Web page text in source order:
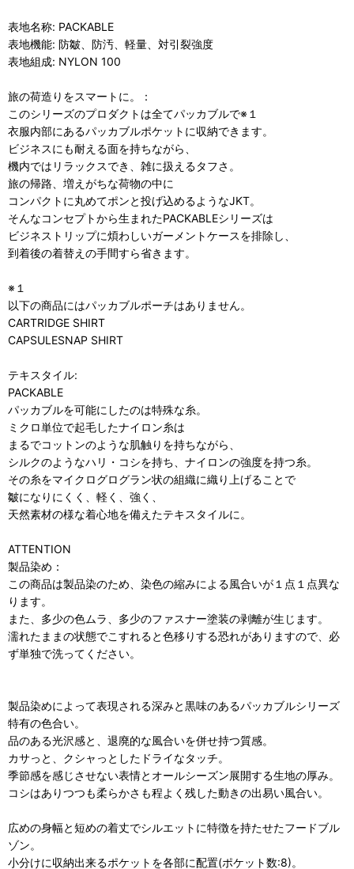
表地名称: PACKABLE
表地機能: 防皺、防汚、軽量、対引裂強度
表地組成: NYLON 100
旅の荷造りをスマートに。：
このシリーズのプロダクトは全てパッカブルで※１
衣服内部にあるパッカブルポケットに収納できます。
ビジネスにも耐える面を持ちながら、
機内ではリラックスでき、雑に扱えるタフさ。
旅の帰路、増えがちな荷物の中に
コンパクトに丸めてポンと投げ込めるようなJKT。
そんなコンセプトから生まれたPACKABLEシリーズは
ビジネストリップに煩わしいガーメントケースを排除し、
到着後の着替えの手間すら省きます。
※１
以下の商品にはパッカブルポーチはありません。
CARTRIDGE SHIRT
CAPSULESNAP SHIRT
テキスタイル:
PACKABLE
パッカブルを可能にしたのは特殊な糸。
ミクロ単位で起毛したナイロン糸は
まるでコットンのような肌触りを持ちながら、
シルクのようなハリ・コシを持ち、ナイロンの強度を持つ糸。
その糸をマイクログログラン状の組織に織り上げることで
皺になりにくく、軽く、強く、
天然素材の様な着心地を備えたテキスタイルに。
ATTENTION
製品染め：
この商品は製品染のため、染色の縮みによる風合いが１点１点異な
ります。
また、多少の色ムラ、多少のファスナー塗装の剥離が生じます。
濡れたままの状態でこすれると色移りする恐れがありますので、必
ず単独で洗ってください。
製品染めによって表現される深みと黒味のあるパッカブルシリーズ
特有の色合い。
品のある光沢感と、退廃的な風合いを併せ持つ質感。
カサっと、クシャっとしたドライなタッチ。
季節感を感じさせない表情とオールシーズン展開する生地の厚み。
コシはありつつも柔らかさも程よく残した動きの出易い風合い。
広めの身幅と短めの着丈でシルエットに特徴を持たせたフードブル
ゾン。
小分けに収納出来るポケットを各部に配置(ポケット数:8)。